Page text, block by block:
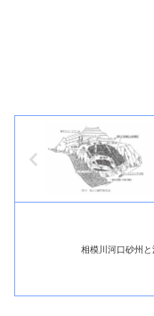
相模川河口砂州